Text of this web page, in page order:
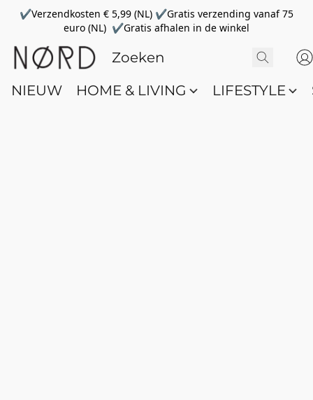
✔Verzendkosten € 5,99 (NL) ✔Gratis verzending vanaf 75
euro (NL) ✔Gratis afhalen in de winkel
NIEUW HOME & LIVING LIFESTYLE